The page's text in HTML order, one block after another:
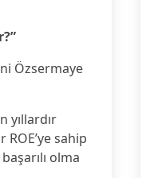
Özsermaye
yıllardır
sahip
olma